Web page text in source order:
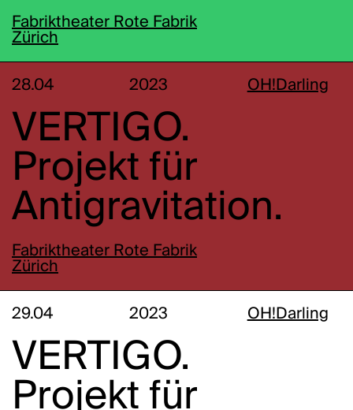
Fabriktheater Rote Fabrik
Zürich
28.04 2023 OH!Darling
VERTIGO.
Projekt für
Antigravitation.
Fabriktheater Rote Fabrik
Zürich
29.04 2023 OH!Darling
VERTIGO.
Projekt für